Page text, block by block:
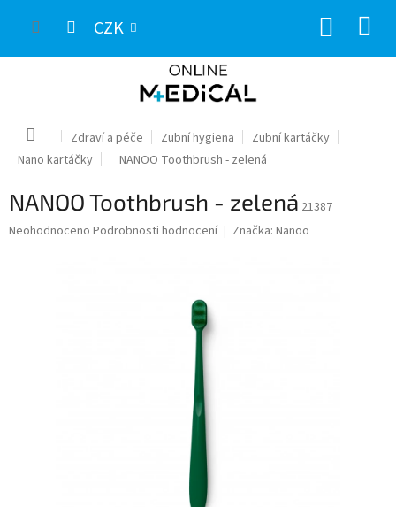
CZK
Domů Zdraví a péče Zubní hygiena
Zubní kartáčky
Nano kartáčky
NANOO Toothbrush - zelená
NANOO Toothbrush - zelená 21387
Průměrné
Neohodnoceno Podrobnosti hodnocení Značka: Nanoo